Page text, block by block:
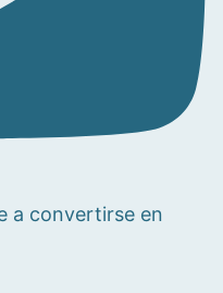
a convertirse en